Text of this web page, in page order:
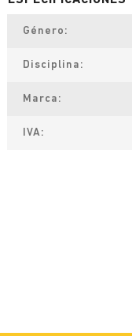
Género
Disciplina
Marca
IVA